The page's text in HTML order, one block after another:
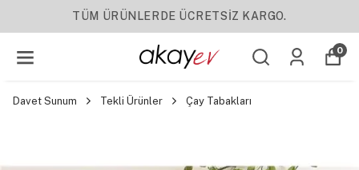
YENI SEZON ÜRÜNLER
0
Davet Sunum Tekli Ürünler Çay Tabakları